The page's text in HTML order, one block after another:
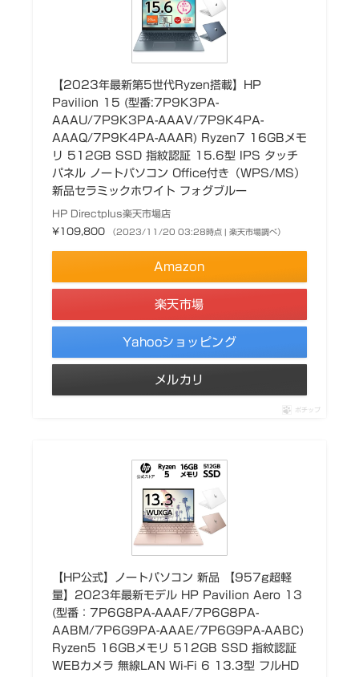
【2023年最新第5世代Ryzen搭載】HP
Pavilion 15 (型番:7P9K3PA-
AAAU/7P9K3PA-AAAV/7P9K4PA-
AAAQ/7P9K4PA-AAAR) Ryzen7 16GBメモ
リ 512GB SSD 指紋認証 15.6型 IPS タッチ
パネル ノートパソコン Office付き（WPS/MS）
新品セラミックホワイト フォグブルー
HP Directplus楽天市場店
¥109,800
（2023/11/20 03:28時点 | 楽天市場調べ）
Amazon
楽天市場
Yahooショッピング
メルカリ
ポチップ
【HP公式】ノートパソコン 新品 【957g超軽
量】2023年最新モデル HP Pavilion Aero 13
(型番：7P6G8PA-AAAF/7P6G8PA-
AABM/7P6G9PA-AAAE/7P6G9PA-AABC)
Ryzen5 16GBメモリ 512GB SSD 指紋認証
WEBカメラ 無線LAN Wi-Fi 6 13.3型 フルHD